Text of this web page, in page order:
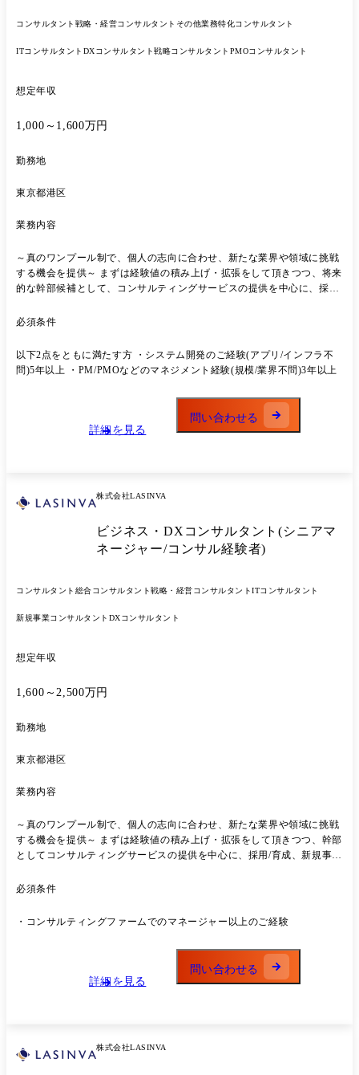
コンサルタント 戦略・経営コンサルタント その他業務特化コンサルタント
ITコンサルタント DXコンサルタント戦略コンサルタント PMOコンサルタント
想定年収
1,000～1,600万円
勤務地
東京都港区
業務内容
～真のワンプール制で、個人の志向に合わせ、新たな業界や領域に挑戦
する機会を提供～ まずは経験値の積み上げ・拡張をして頂きつつ、将来
的な幹部候補として、コンサルティングサービスの提供を中心に、採用/
ジェクト事例】 ◆戦略 ・大手製造メーカー:事業戦略策定支援(社長含む
プロダクトの事業性評価/企画開発推進 ・大手エネルギー会社:CVC立ち
上げにおける戦略策定～推進 ・大手流通会社:特定事業における流通改
企業のアライアンス形成支援 ◆Biz・IT上流 ・大手製薬メーカー:売上予
測業務のモデル化/標準化支援 ・大手生命保険会社:生成AI活用した全社
の業務改革/コスト削減支援 ・大手食品メーカー:利益率改善のための価
用プロジェクト ・大手小売業:ビジネスプラットフォームTiDBマイグレ
ンタメ企業:販売管理システム刷新PJにおけるPMO支援 ・AIベンチャ
ー:AIソリューションを用いた戦略/実行コンサルティング
必須条件
以下2点をともに満たす方 ・システム開発のご経験(アプリ/インフラ不
問)5年以上 ・PM/PMOなどのマネジメント経験(規模/業界不問)3年以上
詳細を見る
問い合わせる
株式会社LASINVA
ビジネス・DXコンサルタント(シニアマ
ネージャー/コンサル経験者)
コンサルタント 総合コンサルタント戦略・経営コンサルタントITコンサルタント
新規事業コンサルタント DXコンサルタント
想定年収
1,600～2,500万円
勤務地
東京都港区
業務内容
～真のワンプール制で、個人の志向に合わせ、新たな業界や領域に挑戦
する機会を提供～ まずは経験値の積み上げ・拡張をして頂きつつ、幹部
としてコンサルティングサービスの提供を中心に、採用/育成、新規事業
◆戦略 ・大手製造メーカー:事業戦略策定支援(社長含む全経営陣を巻き
業性評価/企画開発推進 ・大手エネルギー会社:CVC立ち上げにおける戦
ング ・大手通信会社:地域共創推進のための大企業/地方企業のアライア
化/標準化支援 ・大手生命保険会社:生成AI活用した全社の業務改革/コス
・メガバンク:システム開発領域における生成AI活用プロジェクト ・大
必須条件
・コンサルティングファームでのマネージャー以上のご経験
詳細を見る
問い合わせる
株式会社LASINVA